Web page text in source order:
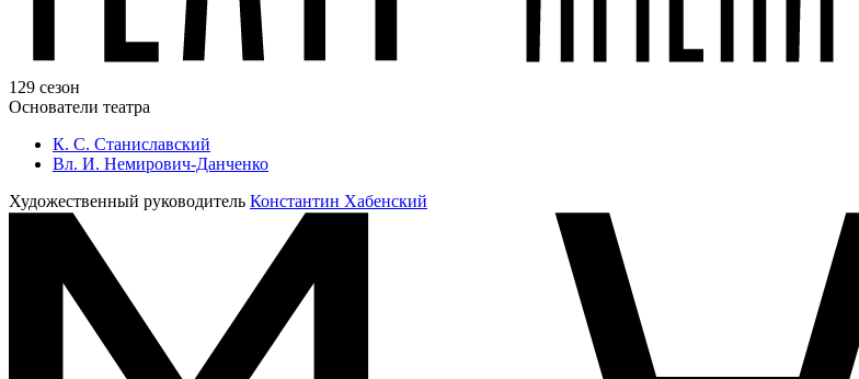
129 сезон
Основатели театра
К. С. Станиславский
Вл. И. Немирович-Данченко
Художественный руководитель Константин Хабенский